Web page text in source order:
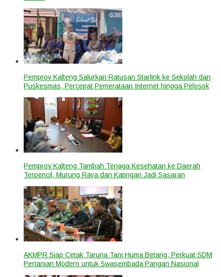
Pemprov Kalteng Salurkan Ratusan Starlink ke Sekolah dan
Puskesmas, Percepat Pemerataan Internet hingga Pelosok
Pemprov Kalteng Tambah Tenaga Kesehatan ke Daerah
Terpencil, Murung Raya dan Katingan Jadi Sasaran
AKMPR Siap Cetak Taruna Tani Huma Betang, Perkuat SDM
Pertanian Modern untuk Swasembada Pangan Nasional